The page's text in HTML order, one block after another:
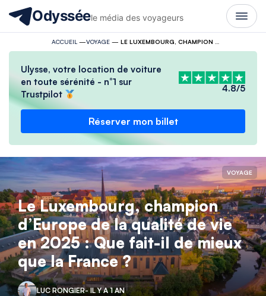
Odysséele média des voyageurs
ACCUEIL —VOYAGE—
Ulysse, votre location de voiture
en toute sérénité - n°1 sur
Trustpilot
4.8/5
Réserver mon billet
VOYAGE
Le Luxembourg, champion
d’Europe de la qualité de vie
en 2025 : Que fait-il de mieux
que la France ?
LUC RONGIER- IL Y A 1 AN